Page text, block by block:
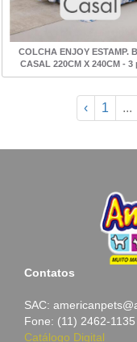
COLCHA ENJOY ESTAMP.
CASAL 220CM X 240CM - 3
‹ 1 ...
Contatos
SAC:
Fone: (11) 2462-1135
Catálogo Digital